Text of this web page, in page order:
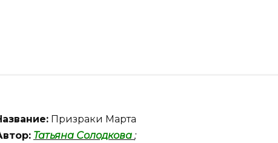
Призраки Марта
Татьяна Солодкова ;